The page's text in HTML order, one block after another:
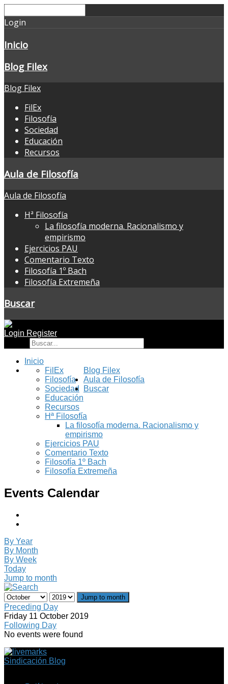
Login
Inicio
Blog Filex
Blog Filex
FilEx
Filosofía
Sociedad
Educación
Recursos
Aula de Filosofía
Aula de Filosofía
Hª Filosofía
La filosofía moderna. Racionalismo y
empirismo
Ejercicios PAU
Comentario Texto
Filosofía 1º Bach
Filosofía Extremeña
Buscar
Login Register
Inicio
Blog Filex
FilEx
Filosofía
Sociedad
Educación
Recursos
Aula de Filosofía
Hª Filosofía
La filosofía moderna. Racionalismo y
empirismo
Ejercicios PAU
Comentario Texto
Filosofía 1º Bach
Filosofía Extremeña
Buscar
Events Calendar
By Year
By Month
By Week
Today
Jump to month
Jump to month
Preceding Day
Friday 11 October 2019
Following Day
No events were found
Sindicación Blog